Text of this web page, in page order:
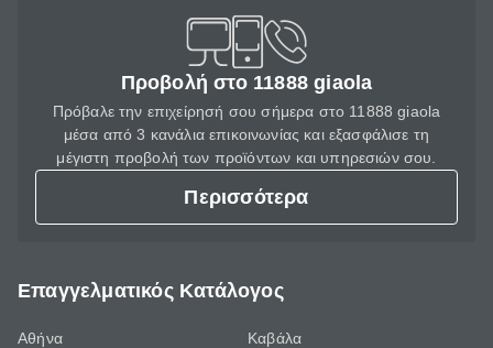
Προβολή στο 11888 giaola
Πρόβαλε την επιχείρησή σου σήμερα στο 11888 giaola
μέσα από 3 κανάλια επικοινωνίας και εξασφάλισε τη
μέγιστη προβολή των προϊόντων και υπηρεσιών σου.
Περισσότερα
Επαγγελματικός Κατάλογος
Αθήνα
Καβάλα